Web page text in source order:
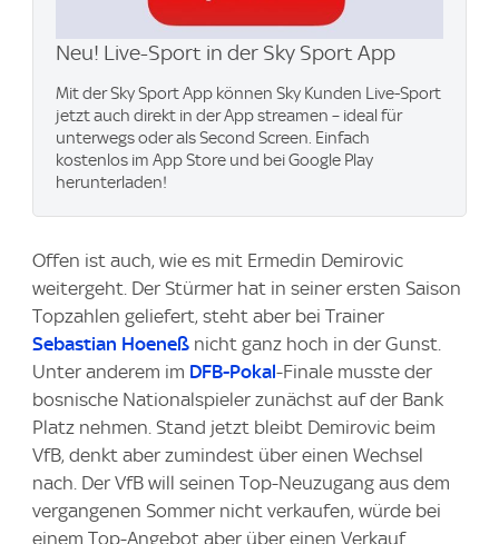
Neu! Live-Sport in der Sky Sport App
Mit der Sky Sport App können Sky Kunden Live-Sport
jetzt auch direkt in der App streamen – ideal für
unterwegs oder als Second Screen. Einfach
kostenlos im App Store und bei Google Play
herunterladen!
Offen ist auch, wie es mit Ermedin Demirovic
weitergeht. Der Stürmer hat in seiner ersten Saison
Topzahlen geliefert, steht aber bei Trainer
Sebastian Hoeneß nicht ganz hoch in der Gunst.
Unter anderem im DFB-Pokal-Finale musste der
bosnische Nationalspieler zunächst auf der Bank
Platz nehmen. Stand jetzt bleibt Demirovic beim
VfB, denkt aber zumindest über einen Wechsel
nach. Der VfB will seinen Top-Neuzugang aus dem
vergangenen Sommer nicht verkaufen, würde bei
einem Top-Angebot aber über einen Verkauf